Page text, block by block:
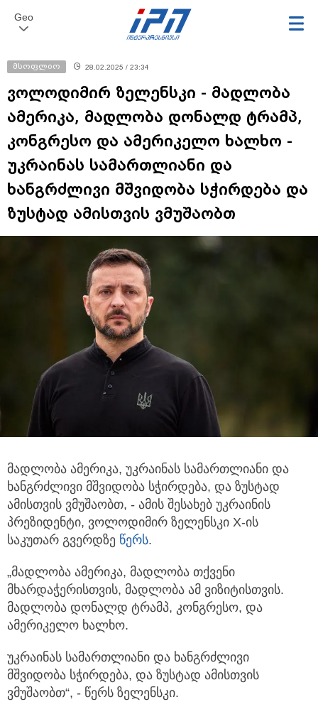
Geo
მსოფლიო 28.02.2025 / 23:34
ვოლოდიმირ ზელენსკი - მადლობა
ამერიკა, მადლობა დონალდ ტრამპ,
კონგრესო და ამერიკელო ხალხო -
უკრაინას სამართლიანი და
ხანგრძლივი მშვიდობა სჭირდება და
ზუსტად ამისთვის ვმუშაობთ
მადლობა ამერიკა, უკრაინას სამართლიანი და
ხანგრძლივი მშვიდობა სჭირდება, და ზუსტად
ამისთვის ვმუშაობთ, - ამის შესახებ უკრაინის
პრეზიდენტი, ვოლოდიმირ ზელენსკი X-ის
საკუთარ გვერდზე წერს.
„მადლობა ამერიკა, მადლობა თქვენი
მხარდაჭერისთვის, მადლობა ამ ვიზიტისთვის.
მადლობა დონალდ ტრამპ, კონგრესო, და
ამერიკელო ხალხო.
უკრაინას სამართლიანი და ხანგრძლივი
მშვიდობა სჭირდება, და ზუსტად ამისთვის
ვმუშაობთ“, - წერს ზელენსკი.